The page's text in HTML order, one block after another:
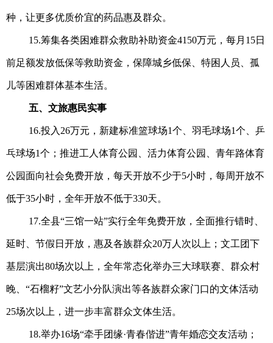
种，让更多优质价宜的药品惠及群众。
15.筹集各类困难群众救助补助资金4150万元，每月15日
前足额发放低保等救助资金，保障城乡低保、特困人员、孤
儿等困难群体基本生活。
五、文旅惠民实事
16.投入26万元，新建标准篮球场1个、羽毛球场1个、乒
乓球场1个；推进工人体育公园、活力体育公园、青年路体育
公园面向社会免费开放，每天开放不少于5小时 ，每周开放不
低于35小时，全年开放不低于330天。
17.全县“三馆一站”实行全年免费开放，全面推行错时、
延时、节假日开放，惠及各族群众20万人次以上；文工团下
基层演出80场次以上，全年常态化举办三大球联赛、群众村
晚、“石榴籽”文艺小分队演出等各族群众家门口的文体活动
25场次以上，进一步丰富群众文体生活。
18.举办16场“牵手团缘·青春偕进”青年婚恋交友活动；